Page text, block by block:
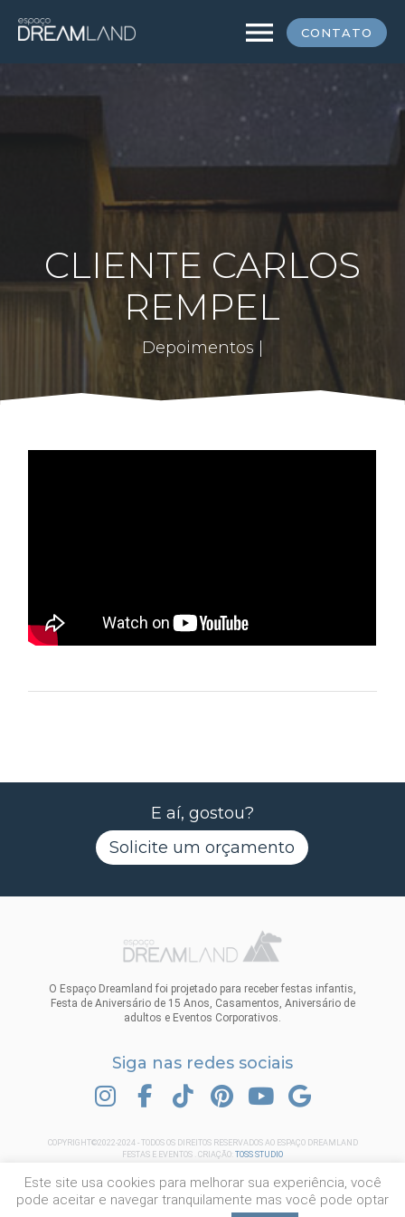
CONTATO
menu
CLIENTE CARLOS
REMPEL
Depoimentos |
E aí, gostou?
Solicite um orçamento
O Espaço Dreamland foi projetado para receber festas infantis,
Festa de Aniversário de 15 Anos, Casamentos, Aniversário de
adultos e Eventos Corporativos.
Siga nas redes sociais
INSTAGRAMFACEBOOKTIK TOK PINTERESTYOUTUBE
COPYRIGHT©2022-2024 - TODOS OS DIREITOS RESERVADOS AO ESPAÇO DREAMLAND
FESTAS E EVENTOS . CRIAÇÃO:TOSS STUDIO
Este site usa cookies para melhorar sua experiência, você
pode aceitar e navegar tranquilamente mas você pode optar